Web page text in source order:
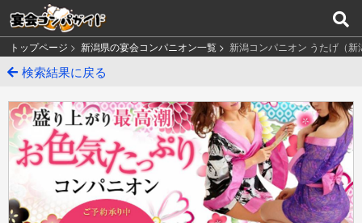
トップページ > 新潟県の宴会コンパニオン一覧 > 新潟コンパニオン うたげ（新
検索結果に戻る